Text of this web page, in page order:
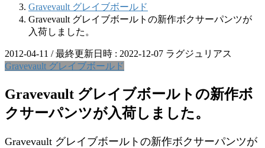
Gravevault グレイブボールド
Gravevault グレイブボールトの新作ボクサーパンツが
入荷しました。
2012-04-11 / 最終更新日時 : 2022-12-07 ラグジュリアス
Gravevault グレイブボールド
Gravevault グレイブボールトの新作ボ
クサーパンツが入荷しました。
Gravevault グレイブボールトの新作ボクサーパンツが